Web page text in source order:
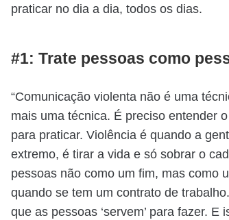
praticar no dia a dia, todos os dias.
#1: Trate pessoas como
“Comunicação violenta não é uma
mais uma técnica. É preciso entender
para praticar. Violência é quando a
extremo, é tirar a vida e só sobrar o
pessoas não como um fim, mas como
quando se tem um contrato de
que as pessoas ‘servem’ para fazer.